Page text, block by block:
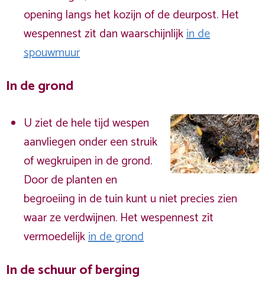
opening langs het kozijn of de deurpost. Het
wespennest zit dan waarschijnlijkin de
spouwmuur
In de grond
U ziet de hele tijd wespen
aanvliegen onder een struik
of wegkruipen in de grond.
Door de planten en
begroeiing in de tuin kunt u niet precies zien
waar ze verdwijnen. Het wespennest zit
vermoedelijkin de grond
In de schuur of berging